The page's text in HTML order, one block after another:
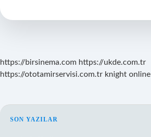
Ücretli
https://birsinema.com https://ukde.com.tr
https://ototamirservisi.com.tr knight online
SIDEBAR
SON YAZILAR